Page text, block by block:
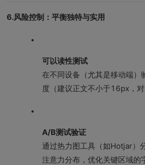
6.风险控制：平衡独特与实用
可以读性测试
在不同设备（尤其是移动端）
度（建议正文不小于16px，
A/B测试验证
通过热力图工具（如Hotjar）
注意力分布，优化关键区域的